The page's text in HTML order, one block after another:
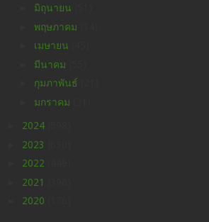
มิถุนายน
พฤษภาคม
เมษายน
มีนาคม
กุมภาพันธ์
มกราคม
2024
2023
2022
2021
2020